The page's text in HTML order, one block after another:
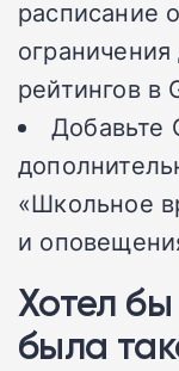
расписание
рейтингов в
Добавьте
«Школьное
и
Хотел
была